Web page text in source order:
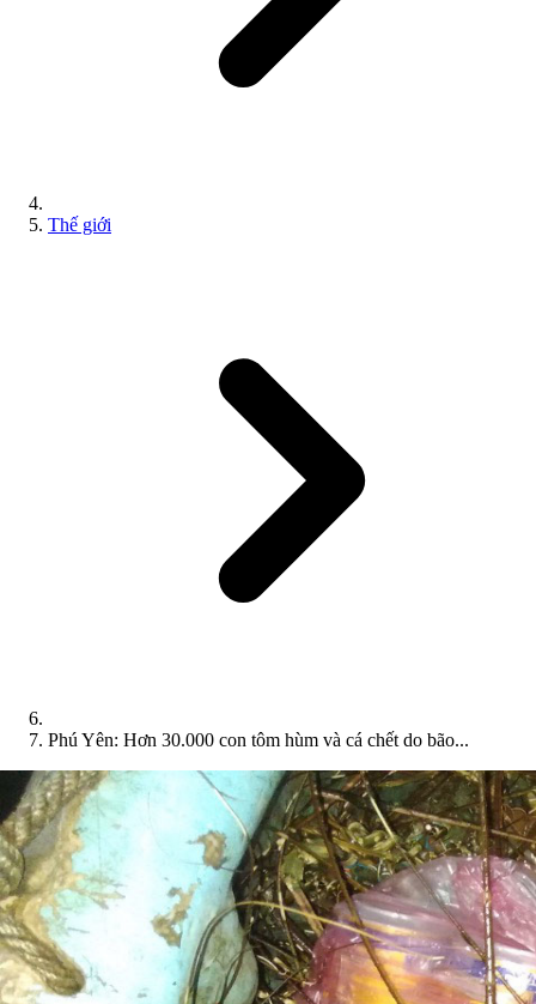
Thế giới
Phú Yên: Hơn 30.000 con tôm hùm và cá chết do bão...